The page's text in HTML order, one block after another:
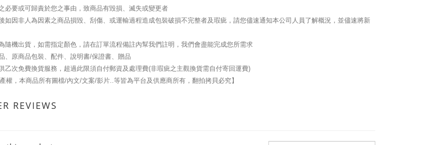
必要或可歸責於您之事由，致商品有毀損、滅失或變更者
如因非人為因素之商品損毀、刮傷、或運輸過程造成包裝破損不完整者及瑕疵，請您儘速通知本公司人員了解概況，並儘速將新
隨機出貨，如需指定顏色，請在訂單流程備註內幫我們註明，我們會盡能完成您所需求
、原商品包裝、配件、說明書/保證書、贈品
乙次免費換貨服務，超過此限須自付郵資及處理費(非瑕疵之主觀換貨需自付寄回運費)
產權，本商品所有圖檔/內文/文案/影片..等皆為平台及供應商所有，翻拍拷貝必究】
REVIEWS